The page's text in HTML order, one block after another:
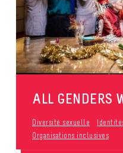
ALL GENDERS
Diversité sexuelle
Organisations inclusives